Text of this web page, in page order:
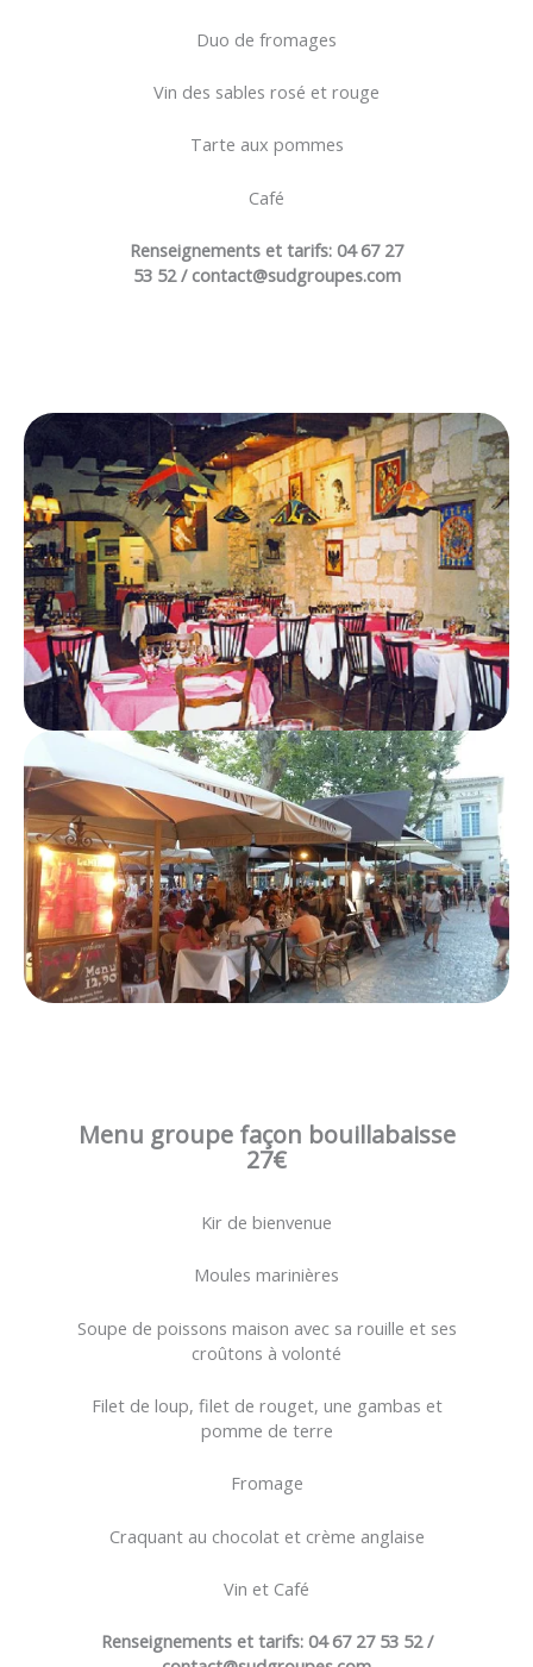
Duo de fromages
Vin des sables rosé et rouge
Tarte aux pommes
Café
Renseignements et tarifs: 04 67 27
53 52 / contact@sudgroupes.com
Menu groupe façon bouillabaisse
27€
Kir de bienvenue
Moules marinières
Soupe de poissons maison avec sa rouille et ses
croûtons à volonté
Filet de loup, filet de rouget, une gambas et
pomme de terre
Fromage
Craquant au chocolat et crème anglaise
Vin et Café
Renseignements et tarifs: 04 67 27 53 52 /